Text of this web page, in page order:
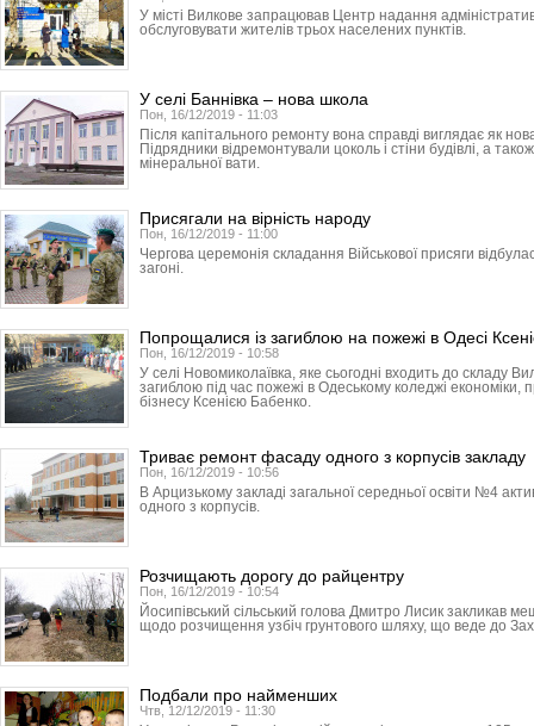
У місті Вилкове запрацював Центр надання
обслуговувати жителів трьох населених пунктів.
У селі Баннівка – нова школа
Пон, 16/12/2019 - 11:03
Після капітального ремонту вона справді виглядає як
Підрядники відремонтували цоколь і стіни будівлі, а
мінеральної вати.
Присягали на вірність народу
Пон, 16/12/2019 - 11:00
Чергова церемонія складання Військової присяги
загоні.
Попрощалися із загиблою на пожежі в Одесі
Пон, 16/12/2019 - 10:58
У селі Новомиколаївка, яке сьогодні входить до складу
загиблою під час пожежі в Одеському коледжі економіки,
бізнесу Ксенією Бабенко.
Триває ремонт фасаду одного з корпусів закладу
Пон, 16/12/2019 - 10:56
В Арцизькому закладі загальної середньої освіти №4
одного з корпусів.
Розчищають дорогу до райцентру
Пон, 16/12/2019 - 10:54
Йосипівський сільський голова Дмитро Лисик закликав
щодо розчищення узбіч грунтового шляху, що веде до
Подбали про найменших
Чтв, 12/12/2019 - 11:30